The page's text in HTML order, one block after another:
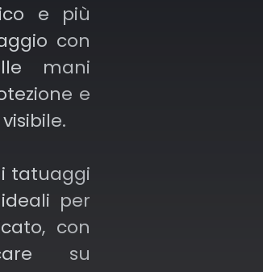
e più
con
mani
e
tatuaggi
per
con
su